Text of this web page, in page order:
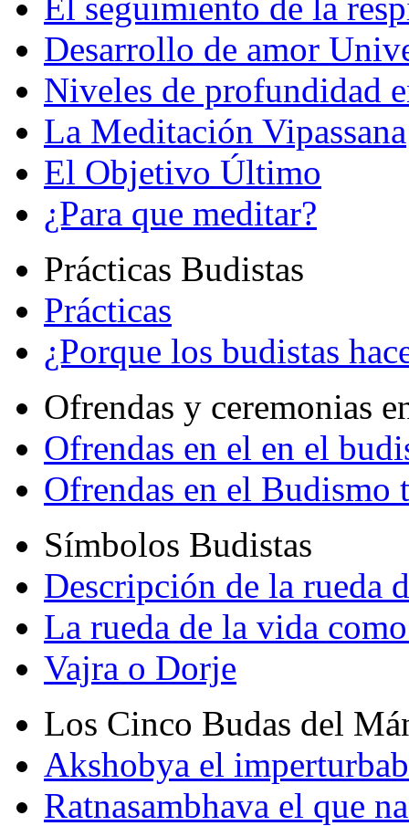
Desarrollo de amor
Niveles de profundidad
La Meditación Vipassana
El Objetivo Último
¿Para que meditar?
Prácticas Budistas
Prácticas
¿Porque los budistas
Ofrendas y ceremonias
Ofrendas en el en el
Ofrendas en el Budismo
Símbolos Budistas
Descripción de la rueda
La rueda de la vida
Vajra o Dorje
Los Cinco Budas del
Akshobya el
Ratnasambhava el que